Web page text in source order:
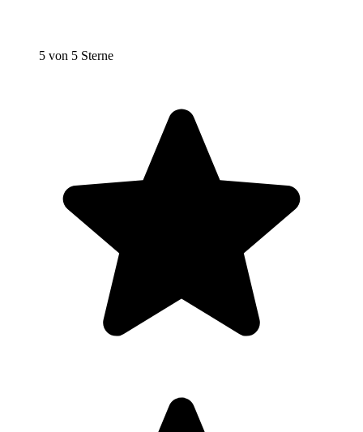
5 von 5 Sterne